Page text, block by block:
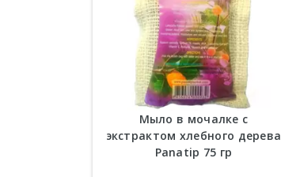
Мыло в мочалке с
экстрактом хлебного дерева
Panatip 75 гр